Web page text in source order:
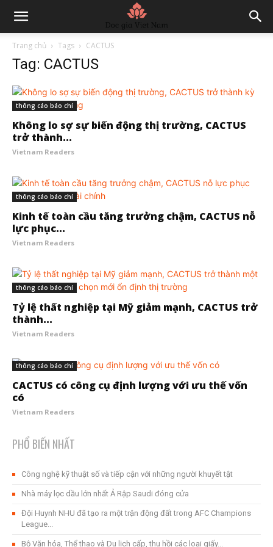
Trang chủ Tags CACTUS
Tag: CACTUS
thông cáo báo chí
Không lo sợ sự biến động thị trường, CACTUS
trở thành...
Vietnam Readers
thông cáo báo chí
Kinh tế toàn cầu tăng trưởng chậm, CACTUS nỗ
lực phục...
Vietnam Readers
thông cáo báo chí
Tỷ lệ thất nghiệp tại Mỹ giảm mạnh, CACTUS trở
thành...
Vietnam Readers
thông cáo báo chí
CACTUS có công cụ định lượng với ưu thế vốn
có
Vietnam Readers
PHỔ BIẾN NHẤT
Công nghệ kỹ thuật số và tiếp cận với những người khuyết tật
Nhà máy lọc dầu lớn nhất Ả Rập Saudi đóng cửa
Đội Huynh NHU đã tạo ra một trận động đất trong AFC Champions
League...
Bộ Văn hóa, Thể thao và Du lịch cấp, thu hồi các loại giấy...